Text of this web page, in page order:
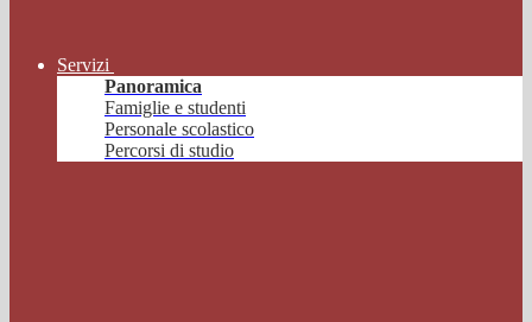
Servizi
Panoramica
Famiglie e studenti
Personale scolastico
Percorsi di studio